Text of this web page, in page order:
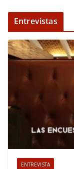
Entrevistas
ENTREVISTA